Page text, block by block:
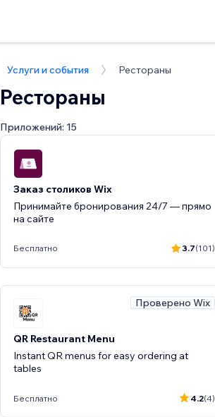
Услуги и события Рестораны
Рестораны
Приложений: 15
Заказ столиков Wix
Принимайте бронирования 24/7 — прямо
на сайте
Бесплатно 3.7(101)
Проверено Wix
QR Restaurant Menu
Instant QR menus for easy ordering at
tables
Бесплатно 4.2(4)